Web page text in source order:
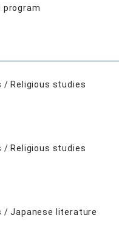
/ Religious studies
/ Religious studies
/ Japanese literature